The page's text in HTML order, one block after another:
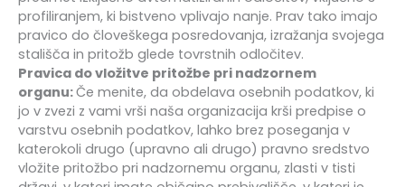
profiliranjem, ki bistveno vplivajo nanje. Prav tako imajo
pravico do človeškega posredovanja, izražanja svojega
stališča in pritožb glede tovrstnih odločitev.
Pravica do vložitve pritožbe pri nadzornem
organu:Če menite, da obdelava osebnih podatkov, ki
jo v zvezi z vami vrši naša organizacija krši predpise o
varstvu osebnih podatkov, lahko brez poseganja v
katerokoli drugo (upravno ali drugo) pravno sredstvo
vložite pritožbo pri nadzornemu organu, zlasti v tisti